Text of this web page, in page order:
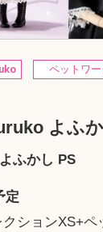
ペットワー
よふ
ふかし PS
定
ションXS+